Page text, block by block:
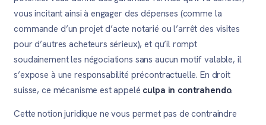
vous incitant ainsi à engager des dépenses (comme la
commande d’un projet d’acte notarié ou l’arrêt des visites
pour d’autres acheteurs sérieux), et qu’il rompt
soudainement les négociations sans aucun motif valable, il
s’expose à une responsabilité précontractuelle. En droit
suisse, ce mécanisme est appelé culpa in contrahendo.
Cette notion juridique ne vous permet pas de contraindre